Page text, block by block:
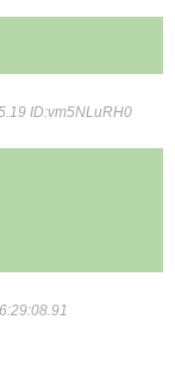
ID:vm5NLuRH0